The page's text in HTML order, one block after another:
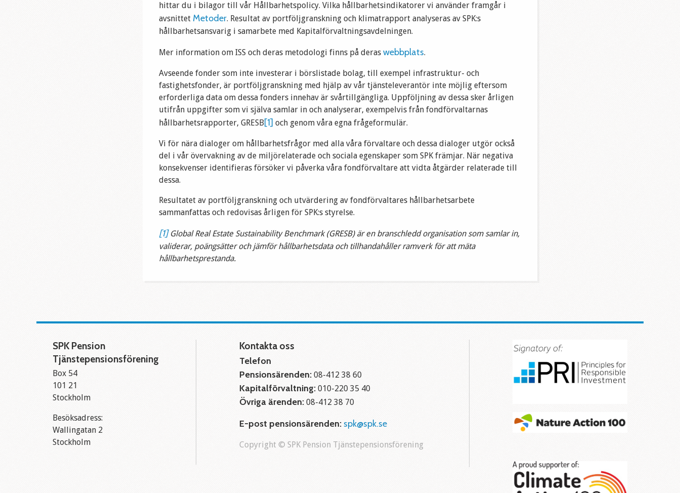
hittar du i bilagor till vår Hållbarhetspolicy. Vilka hållbarhetsindikatorer vi använder framgår i
avsnittet Metoder. Resultat av portföljgranskning och klimatrapport analyseras av SPK:s
hållbarhetsansvarig i samarbete med Kapitalförvaltningsavdelningen.
Mer information om ISS och deras metodologi finns på deras webbplats.
Avseende fonder som inte investerar i börslistade bolag, till exempel infrastruktur- och
fastighetsfonder, är portföljgranskning med hjälp av vår tjänsteleverantör inte möjlig eftersom
erforderliga data om dessa fonders innehav är svårtillgängliga. Uppföljning av dessa sker årligen
utifrån uppgifter som vi själva samlar in och analyserar, exempelvis från fondförvaltarnas
hållbarhetsrapporter, GRESB[1] och genom våra egna frågeformulär.
Vi för nära dialoger om hållbarhetsfrågor med alla våra förvaltare och dessa dialoger utgör också
del i vår övervakning av de miljörelaterade och sociala egenskaper som SPK främjar. När negativa
konsekvenser identifieras försöker vi påverka våra fondförvaltare att vidta åtgärder relaterade till
dessa.
Resultatet av portföljgranskning och utvärdering av fondförvaltares hållbarhetsarbete
sammanfattas och redovisas årligen för SPK:s styrelse.
[1]Global Real Estate Sustainability Benchmark (GRESB) är en branschledd organisation som samlar in,
validerar, poängsätter och jämför hållbarhetsdata och tillhandahåller ramverk för att mäta
hållbarhetsprestanda.
SPK Pension
Tjänstepensionsförening
Box 54
101 21
Stockholm
Besöksadress:
Wallingatan 2
Stockholm
Kontakta oss
Telefon
Pensionsärenden: 08-412 38 60
Kapitalförvaltning: 010-220 35 40
Övriga ärenden: 08-412 38 70
E-post pensionsärenden: spk@spk.se
Copyright © SPK Pension Tjänstepensionsförening